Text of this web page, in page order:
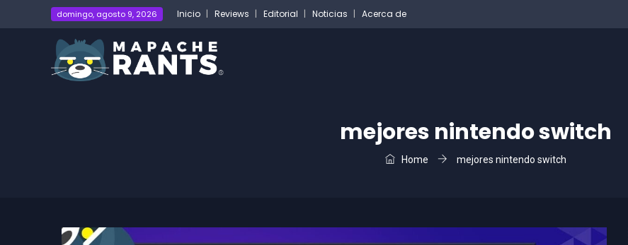
domingo, agosto 9, 2026 Inicio Reviews Editorial Noticias Acerca de
mejores nintendo switch
Home mejores nintendo switch